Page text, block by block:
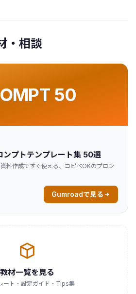
・相談
50
プトテンプレート集 50選
料作成ですぐ使える、コピペOKのプロン
Gumroadで見る
教材一覧を見る
ート・設定ガイド・Tips集